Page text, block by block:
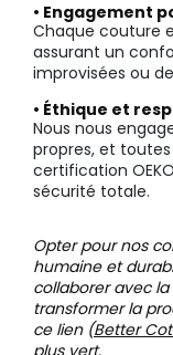
• Engagement
Chaque couture
assurant un
improvisées ou
• Éthique et
Nous nous
propres, et
certification
sécurité totale.
Opter pour nos
humaine et
collaborer avec la
transformer la
ce lien (Better